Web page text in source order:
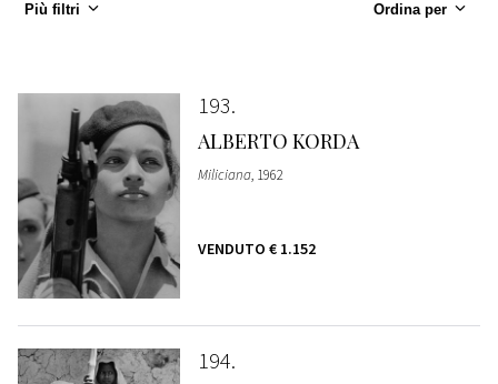
Più filtri Ordina per
193
ALBERTO KORDA
Miliciana, 1962
VENDUTO € 1.152
194